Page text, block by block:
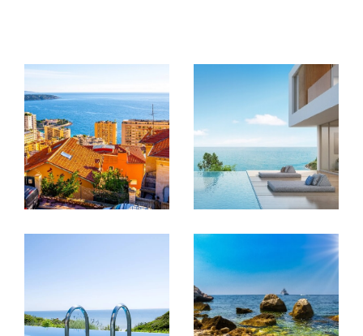
acheter un bien immobilier à Beausoleil
Gestion immobilière
Gérer la mise en location d'un bien demande
beaucoup d'investissement immobilier
après jour. Entre les documents légaux, la gestion
des conflits et la recherche d'un locataire, il y a
retour sur investissement de son bien. Immobilia
2000 vous propose de s'occuper intégralement
de la gestion de votre bien afin que vous puissiez
dormir sur vos deux oreilles. Vous pouvez compter
sur nous pour faire tout le nécessaire.